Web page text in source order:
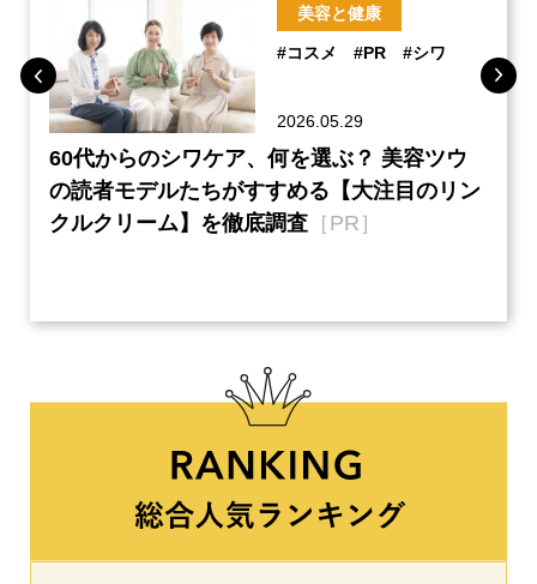
美容と健康
#コスメ #PR #シワ
2026.05.29
60代からのシワケア、何を選ぶ？ 美容ツウ
の読者モデルたちがすすめる【大注目のリン
クルクリーム】を徹底調査 ［PR］